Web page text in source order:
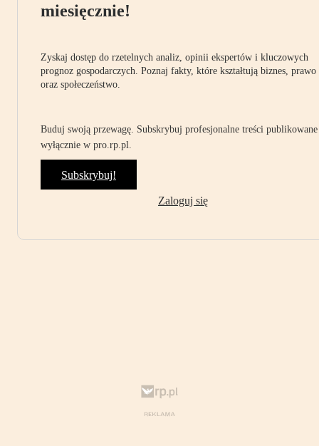
miesięcznie!
Zyskaj dostęp do rzetelnych analiz, opinii ekspertów i kluczowych
prognoz gospodarczych. Poznaj fakty, które kształtują biznes, prawo
oraz społeczeństwo.
Buduj swoją przewagę. Subskrybuj profesjonalne treści publikowane
wyłącznie w pro.rp.pl.
Subskrybuj!
Zaloguj się